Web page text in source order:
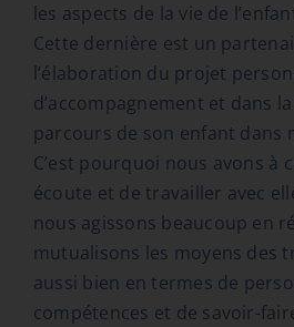
les aspects de la vie de
Cette dernière est un
l’élaboration du projet
d’accompagnement et dans
parcours de son enfant dans
C’est pourquoi nous avons à
écoute et de travailler avec
nous agissons beaucoup en
mutualisons les moyens des
aussi bien en termes de
compétences et de savoir-